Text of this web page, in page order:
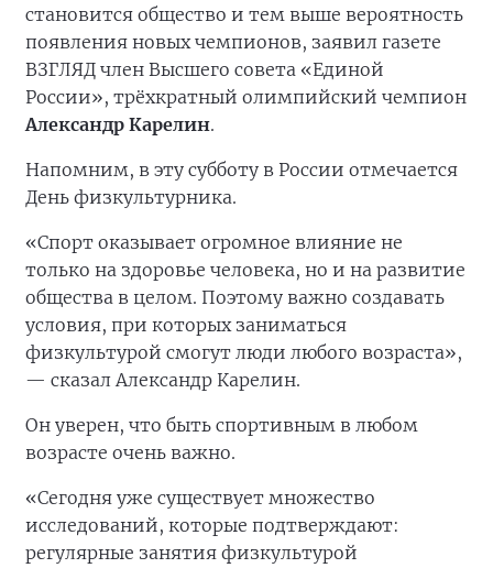
становится общество и тем выше вероятность
появления новых чемпионов, заявил газете
ВЗГЛЯД член Высшего совета «Единой
России», трёхкратный олимпийский чемпион
Александр Карелин.
Напомним, в эту субботу в России отмечается
День физкультурника.
«Спорт оказывает огромное влияние не
только на здоровье человека, но и на развитие
общества в целом. Поэтому важно создавать
условия, при которых заниматься
физкультурой смогут люди любого возраста»,
— сказал Александр Карелин.
Он уверен, что быть спортивным в любом
возрасте очень важно.
«Сегодня уже существует множество
исследований, которые подтверждают:
регулярные занятия физкультурой